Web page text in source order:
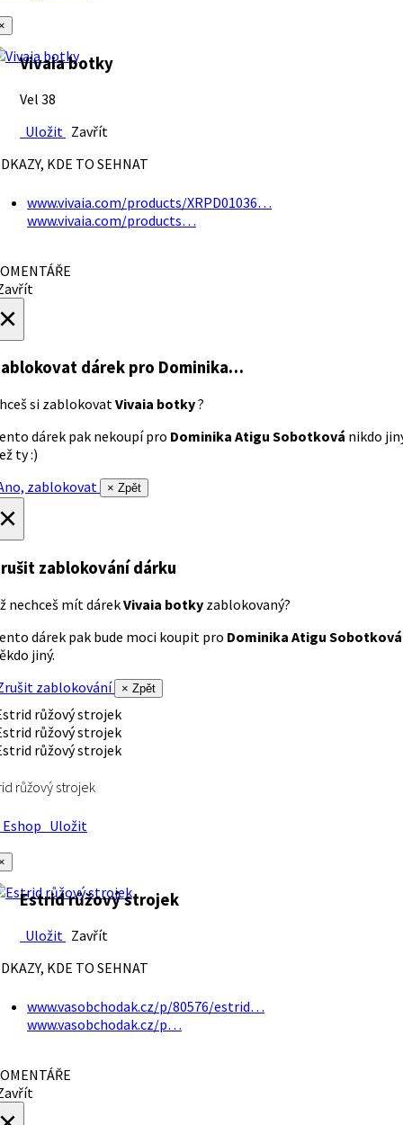
Vivaia botky
Vel 38
Uložit Zavřít
KDE TO SEHNAT
www.vivaia.com/products/XRPD01036…
www.vivaia.com/products…
dárek pro Dominika…
si zablokovatVivaia botky?
dárek pak nekoupí pro Dominika Atigu Sobotková nikdo
ty :)
zablokovat
× Zpět
zablokování dárku
nechceš mít dárekVivaia botky zablokovaný?
dárek pak bude moci koupit pro Dominika Atigu Sobotková
jiný.
zablokování
× Zpět
růžový strojek
Uložit
Estrid růžový strojek
Uložit Zavřít
KDE TO SEHNAT
www.vasobchodak.cz/p/80576/estrid…
www.vasobchodak.cz/p…